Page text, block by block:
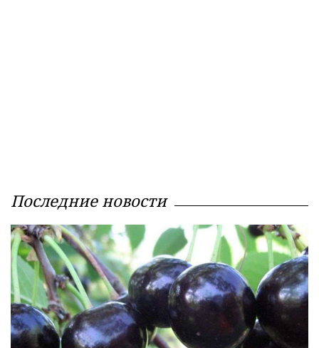
Последние новости